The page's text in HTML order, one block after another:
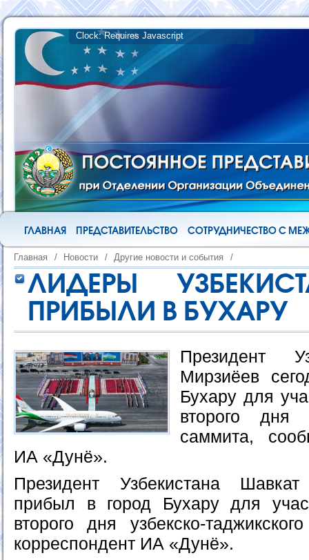
ГЛАВНАЯ ПРЕДСТАВИТЕЛЬСТВО СОТРУДНИЧЕСТВО С
Главная / Новости / Другие новости и события /
ЛИДЕРЫ
ПРИБЫЛИ В БУХАРУ
Президент
Мирзиёев
Бухару для
второго дня
саммита,
ИА «Дунё».
Президент Узбекистана
прибыл в город Бухару для
второго дня узбекско-
корреспондент ИА «Дунё».